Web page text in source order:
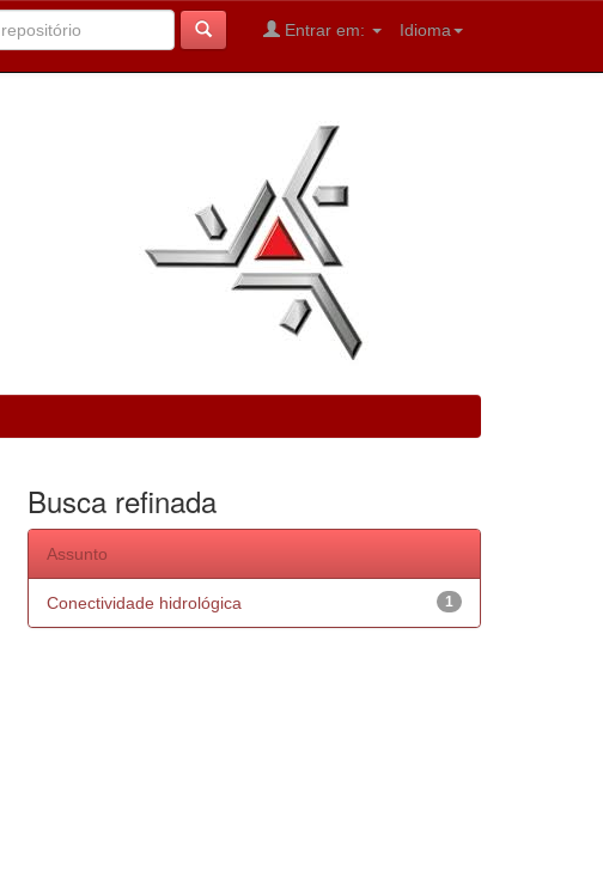
Idioma
Entrar em:
Busca refinada
Assunto
1
Conectividade hidrológica